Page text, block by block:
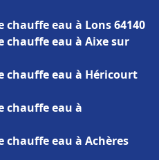
eau à Lons 64140
eau à Aixe sur
chauffe eau à Héricourt
chauffe eau à
eau à Achères